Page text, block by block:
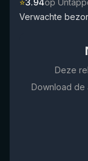
⭐3.94op
Verwachte
Deze
Download de